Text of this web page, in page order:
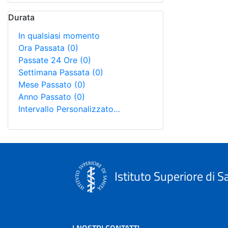
Durata
In qualsiasi momento
Ora Passata (0)
Passate 24 Ore (0)
Settimana Passata (0)
Mese Passato (0)
Anno Passato (0)
Intervallo Personalizzato…
Istituto Superiore di